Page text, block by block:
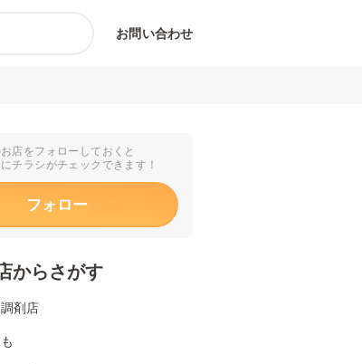
お問い合わせ
店をフォローしておくと
チラシがチェックできます！
フォロー
からさがす
剤店